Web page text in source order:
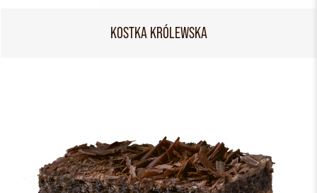
KOSTKA KRÓLEWSKA